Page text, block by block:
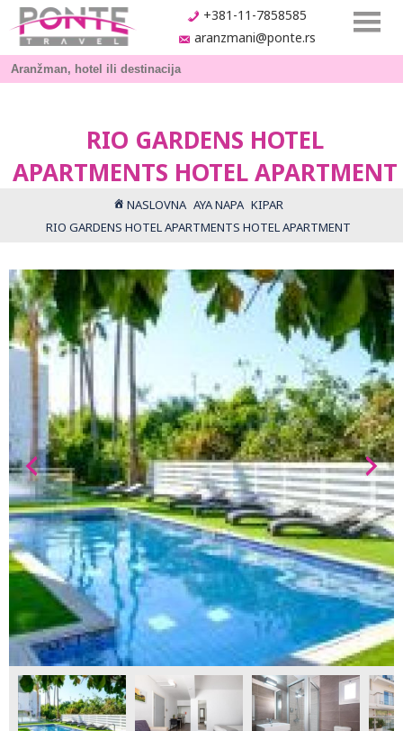
+381-11-7858585
aranzmani@ponte.rs
RIO GARDENS HOTEL
APARTMENTS HOTEL APARTMENT
NASLOVNA AYA NAPA KIPAR
RIO GARDENS HOTEL APARTMENTS HOTEL APARTMENT